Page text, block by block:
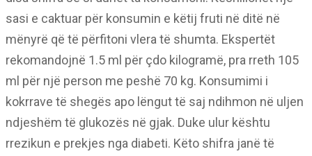
sasi e caktuar për konsumin e këtij fruti në ditë në
mënyrë që të përfitoni vlera të shumta. Ekspertët
rekomandojnë 1.5 ml për çdo kilogramë, pra rreth 105
ml për një person me peshë 70 kg. Konsumimi i
kokrrave të shegës apo lëngut të saj ndihmon në uljen
ndjeshëm të glukozës në gjak. Duke ulur kështu
rrezikun e prekjes nga diabeti. Këto shifra janë të